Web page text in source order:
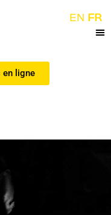
en ligne
EN FR